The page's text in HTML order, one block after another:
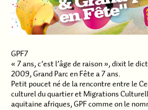
GPF7
« 7 ans, c’est l’âge de raison », dixit le
2009, Grand Parc en Fête a 7 ans.
Petit poucet né de la rencontre entre le
culturel du quartier et Migrations
aquitaine afriques, GPF comme on le